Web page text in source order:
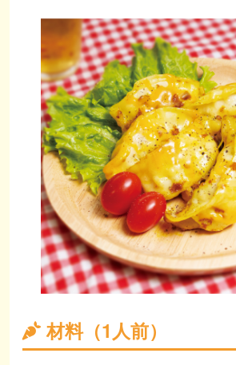
材料（1人前）